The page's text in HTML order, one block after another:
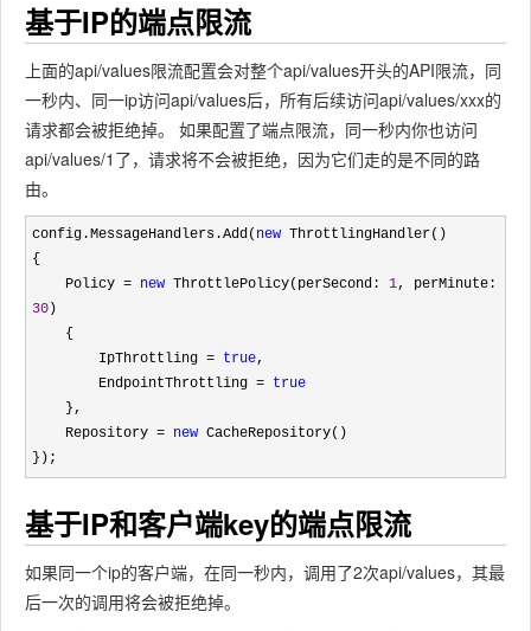
基于IP的端点限流
上面的api/values限流配置会对整个api/values开头的API限流，同
一秒内、同一ip访问api/values后，所有后续访问api/values/xxx的
请求都会被拒绝掉。 如果配置了端点限流，同一秒内你也访问
api/values/1了，请求将不会被拒绝，因为它们走的是不同的路
由。
config.MessageHandlers.Add( new ThrottlingHandler()
{
    Policy
= new ThrottlePolicy(perSecond: 1
30 )
        IpThrottling
= true,
        EndpointThrottling
= true
    Repository
= new CacheRepository()
});
基于IP和客户端key的端点限流
如果同一个ip的客户端，在同一秒内，调用了2次api/values，其最
后一次的调用将会被拒绝掉。